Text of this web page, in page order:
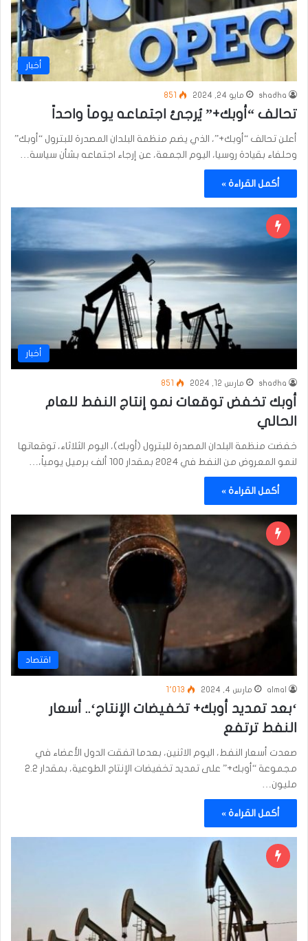
أخبار
shadha مايو 24, 2024 851
تحالف “أوبك+” يُرجئ اجتماعه يوماً واحداً
أعلن تحالف “أوبك+”، الذي يضم منظمة البلدان المصدرة للبترول “أوبك”
وحلفاء بقيادة روسيا، اليوم الجمعة، عن إرجاء اجتماعه بشأن سياسة…
أكمل القراءة »
أخبار
shadha مارس 12, 2024 851
أوبك تخفض توقعات نمو إنتاج النفط للعام
الحالي
خفضت منظمة البلدان المصدرة للبترول (أوبك)، اليوم الثلاثاء، توقعاتها
لنمو المعروض من النفط في 2024 بمقدار 100 ألف برميل يومياً،…
أكمل القراءة »
اقتصاد
almal مارس 4, 2024 1٬013
‘بعد تمديد أوبك+ تخفيضات الإنتاج‘.. أسعار
النفط ترتفع
صعدت أسعار النفط، اليوم الاثنين، بعدما اتفقت الدول الأعضاء في
مجموعة “أوبك+” على تمديد تخفيضات الإنتاج الطوعية، بمقدار 2.2
مليون…
أكمل القراءة »